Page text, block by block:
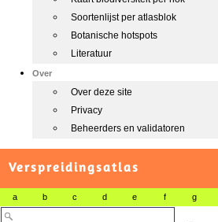
Soortenlijst per atlasblok
Botanische hotspots
Literatuur
Over
Over deze site
Privacy
Beheerders en validatoren
Verspreidingsatlas
a b c d e f g